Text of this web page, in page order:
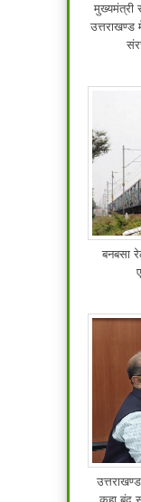
मुख्यमंत्री
बनबसा